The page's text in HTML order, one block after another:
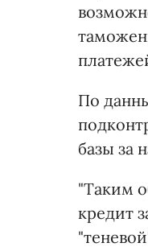
По
базы за
"Таким
кредит